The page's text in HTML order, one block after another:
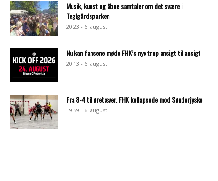
Musik, kunst og åbne samtaler om det svære i
Teglgårdsparken
20:23 - 6. august
Nu kan fansene møde FHK’s nye trup ansigt til ansigt
20:13 - 6. august
Fra 8-4 til øretæver. FHK kollapsede mod Sønderjyske
19:59 - 6. august